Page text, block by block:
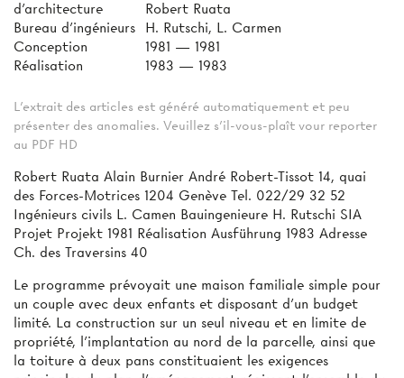
d'architecture
Robert Ruata
Bureau d'ingénieurs
H. Rutschi, L. Carmen
Conception
1981 — 1981
Réalisation
1983 — 1983
L'extrait des articles est généré automatiquement et peu
présenter des anomalies. Veuillez s'il-vous-plaît vour reporter
au PDF HD
Robert Ruata Alain Burnier André Robert-Tissot 14, quai
des Forces-Motrices 1204 Genève Tel. 022/29 32 52
Ingénieurs civils L. Camen Bauingenieure H. Rutschi SIA
Projet Projekt 1981 Réalisation Ausführung 1983 Adresse
Ch. des Traversins 40
Le programme prévoyait une maison familiale simple pour
un couple avec deux enfants et disposant d'un budget
limité. La construction sur un seul niveau et en limite de
propriété, l'implantation au nord de la parcelle, ainsi que
la toiture à deux pans constituaient les exigences